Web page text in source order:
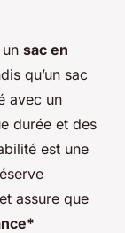
sac en
qu’un sac
avec un
durée et des
est une
et assure que